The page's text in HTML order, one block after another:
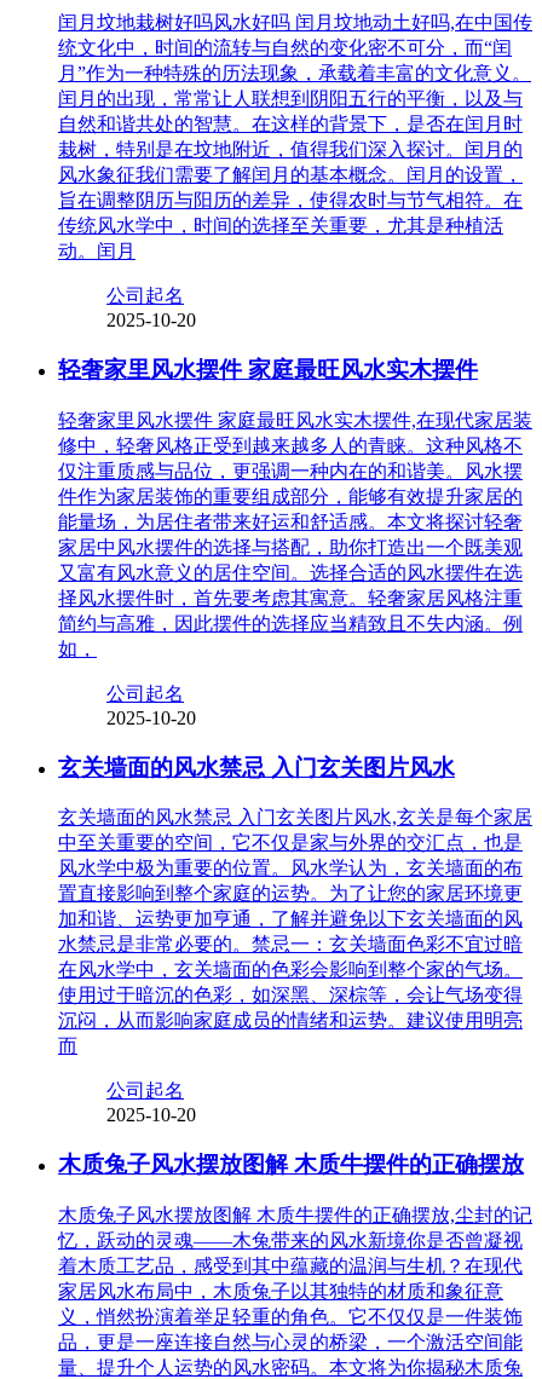
闰月坟地栽树好吗风水好吗 闰月坟地动土好吗,在中国传
统文化中，时间的流转与自然的变化密不可分，而“闰
月”作为一种特殊的历法现象，承载着丰富的文化意义。
闰月的出现，常常让人联想到阴阳五行的平衡，以及与
自然和谐共处的智慧。在这样的背景下，是否在闰月时
栽树，特别是在坟地附近，值得我们深入探讨。闰月的
风水象征我们需要了解闰月的基本概念。闰月的设置，
旨在调整阴历与阳历的差异，使得农时与节气相符。在
传统风水学中，时间的选择至关重要，尤其是种植活
动。闰月
公司起名
2025-10-20
轻奢家里风水摆件 家庭最旺风水实木摆件
轻奢家里风水摆件 家庭最旺风水实木摆件,在现代家居装
修中，轻奢风格正受到越来越多人的青睐。这种风格不
仅注重质感与品位，更强调一种内在的和谐美。风水摆
件作为家居装饰的重要组成部分，能够有效提升家居的
能量场，为居住者带来好运和舒适感。本文将探讨轻奢
家居中风水摆件的选择与搭配，助你打造出一个既美观
又富有风水意义的居住空间。选择合适的风水摆件在选
择风水摆件时，首先要考虑其寓意。轻奢家居风格注重
简约与高雅，因此摆件的选择应当精致且不失内涵。例
如，
公司起名
2025-10-20
玄关墙面的风水禁忌 入门玄关图片风水
玄关墙面的风水禁忌 入门玄关图片风水,玄关是每个家居
中至关重要的空间，它不仅是家与外界的交汇点，也是
风水学中极为重要的位置。风水学认为，玄关墙面的布
置直接影响到整个家庭的运势。为了让您的家居环境更
加和谐、运势更加亨通，了解并避免以下玄关墙面的风
水禁忌是非常必要的。禁忌一：玄关墙面色彩不宜过暗
在风水学中，玄关墙面的色彩会影响到整个家的气场。
使用过于暗沉的色彩，如深黑、深棕等，会让气场变得
沉闷，从而影响家庭成员的情绪和运势。建议使用明亮
而
公司起名
2025-10-20
木质兔子风水摆放图解 木质牛摆件的正确摆放
木质兔子风水摆放图解 木质牛摆件的正确摆放,尘封的记
忆，跃动的灵魂——木兔带来的风水新境你是否曾凝视
着木质工艺品，感受到其中蕴藏的温润与生机？在现代
家居风水布局中，木质兔子以其独特的材质和象征意
义，悄然扮演着举足轻重的角色。它不仅仅是一件装饰
品，更是一座连接自然与心灵的桥梁，一个激活空间能
量、提升个人运势的风水密码。本文将为你揭秘木质兔